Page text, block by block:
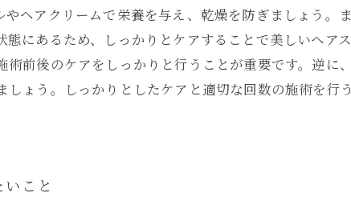
ヘアクリームで栄養を与え、乾燥を防ぎましょう。
にあるため、しっかりとケアすることで美しいヘア
前後のケアをしっかりと行うことが重要です。逆に
ょう。しっかりとしたケアと適切な回数の施術を行
こと